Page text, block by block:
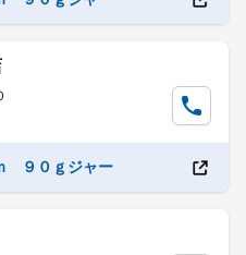
９０ｇジャー